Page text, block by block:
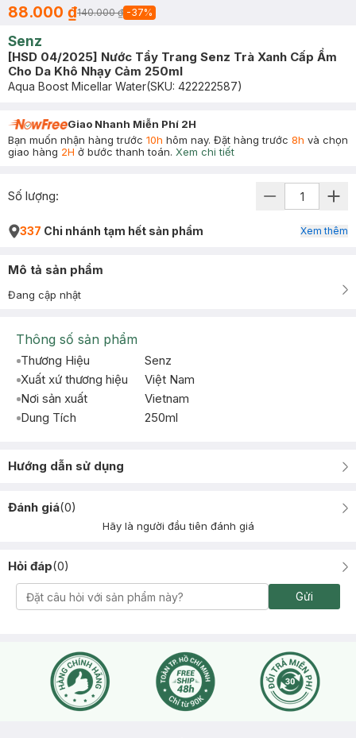
88.000 ₫140.000 ₫ -37%
Senz
[HSD 04/2025] Nước Tẩy Trang Senz Trà Xanh Cấp Ẩm
Cho Da Khô Nhạy Cảm 250ml
Aqua Boost Micellar Water(SKU: 422222587)
Giao Nhanh Miễn Phí 2H
Bạn muốn nhận hàng trước 10h hôm nay. Đặt hàng trước 8h và chọn
giao hàng 2H ở bước thanh toán. Xem chi tiết
Số lượng:
337 Chi nhánh tạm hết sản phẩm Xem thêm
Mô tả sản phẩm
Đang cập nhật
Thông số sản phẩm
Thương Hiệu
Senz
Xuất xứ thương hiệu
Việt Nam
Nơi sản xuất
Vietnam
Dung Tích
250ml
Hướng dẫn sử dụng
Đánh giá(0)
Hãy là người đầu tiên đánh giá
Hỏi đáp(0)
Gửi